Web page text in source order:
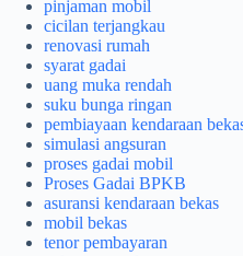
pinjaman mobil
cicilan terjangkau
renovasi rumah
syarat gadai
uang muka rendah
suku bunga ringan
pembiayaan kendaraan
simulasi angsuran
proses gadai mobil
Proses Gadai BPKB
asuransi kendaraan bekas
mobil bekas
tenor pembayaran